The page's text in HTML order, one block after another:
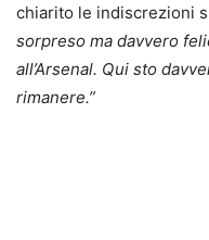
chiarito le indiscrezioni
sorpreso ma davvero
all’Arsenal. Qui sto
rimanere.”